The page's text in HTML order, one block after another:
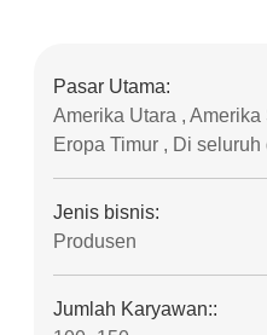
Pasar Utama:
Amerika Utara ,
Eropa Timur , Di seluruh
Jenis bisnis:
Produsen
Jumlah Karyawan::